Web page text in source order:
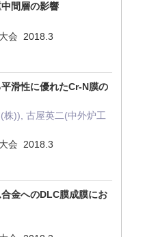
間層の影響
会 2018.3
滑性に優れたCr-N膜の
)), 古屋英二(中外炉工
会 2018.3
金へのDLC膜成膜にお